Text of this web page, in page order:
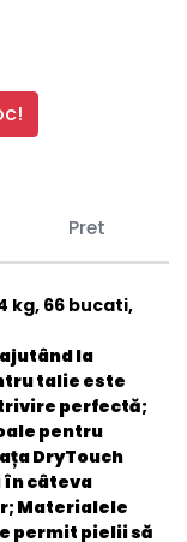
Pret
kg, 66 bucati,
la
talie este
perfectă;
pentru
DryTouch
în câteva
Materialele
permit pielii să